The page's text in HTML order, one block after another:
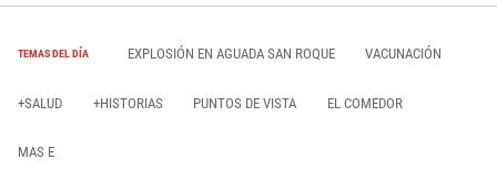
TEMAS DEL DÍA EXPLOSIÓN EN AGUADA SAN ROQUE VACUNACIÓN
+SALUD +HISTORIAS PUNTOS DE VISTA EL COMEDOR
MAS E